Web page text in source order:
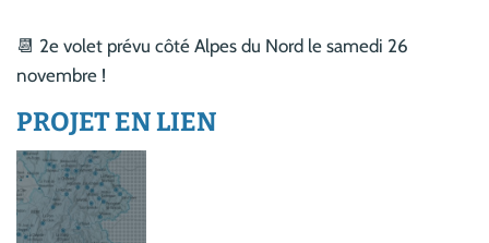
📆 2e volet prévu côté Alpes du Nord le samedi 26
novembre !
PROJET EN LIEN